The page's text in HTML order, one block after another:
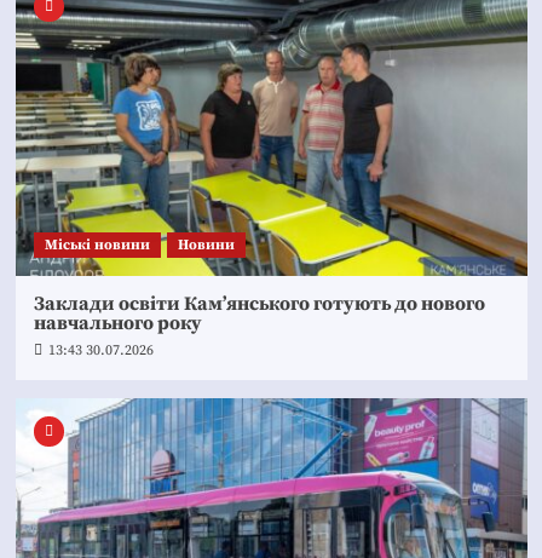
Mіські новини Новини
Заклади освіти Кам’янського готують до нового
навчального року
13:43 30.07.2026